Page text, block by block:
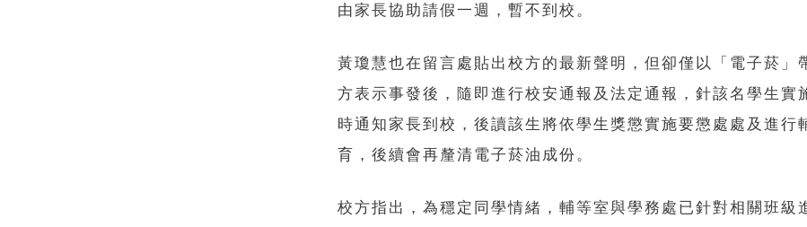
由家長協助請假一週，暫不到校。
黃瓊慧也在留言處貼出校方的最新聲明，但卻僅以「電子菸」
方表示事發後，隨即進行校安通報及法定通報，針該名學生實
時通知家長到校，後讀該生將依學生獎懲實施要懲處處及進行
育，後續會再釐清電子菸油成份。
校方指出，為穩定同學情緒，輔等室與學務處已針對相關班級